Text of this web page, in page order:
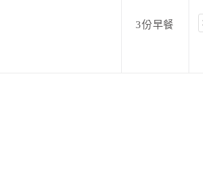
3份早餐